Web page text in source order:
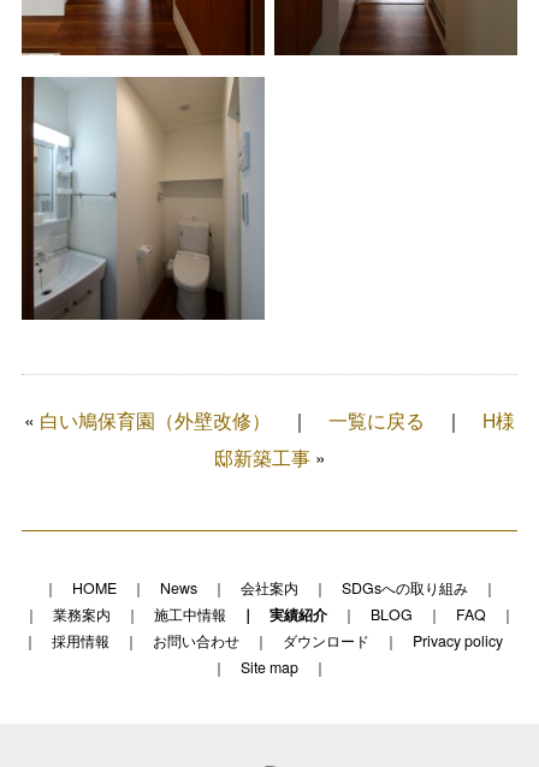
« 白い鳩保育園（外壁改修） 一覧に戻る
H様
邸新築工事»
HOME News 会社案内
SDGsへの取り組み
業務案内
施工中情報 実績紹介 BLOG
FAQ
採用情報
お問い合わせ ダウンロード
Privacy policy
Site map